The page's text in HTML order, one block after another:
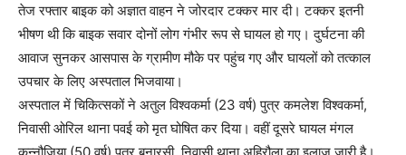
तेज रफ्तार बाइक को अज्ञात वाहन ने जोरदार टक्कर मार दी। टक्कर इतनी
भीषण थी कि बाइक सवार दोनों लोग गंभीर रूप से घायल हो गए। दुर्घटना की
आवाज सुनकर आसपास के ग्रामीण मौके पर पहुंच गए और घायलों को तत्काल
उपचार के लिए अस्पताल भिजवाया।
अस्पताल में चिकित्सकों ने अतुल विश्वकर्मा (23 वर्ष) पुत्र कमलेश विश्वकर्मा,
निवासी ओरिल थाना पवई को मृत घोषित कर दिया। वहीं दूसरे घायल मंगल
कन्नौजिया (50 वर्ष) पुत्र बनारसी, निवासी थाना अहिरौला का इलाज जारी है।